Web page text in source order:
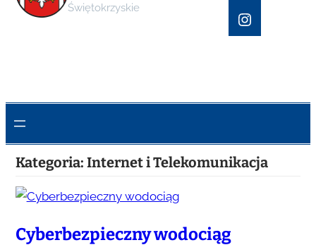
Świętokrzyskie
Instagram
Kategoria: Internet i Telekomunikacja
Cyberbezpieczny wodociąg